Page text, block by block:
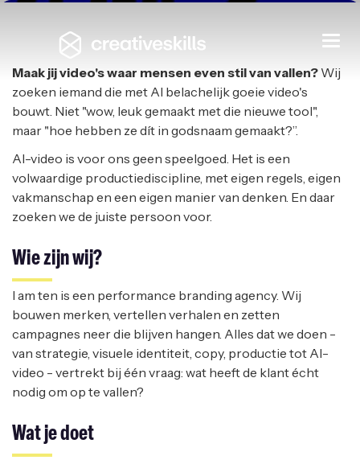
Freelance AI Video Creative
I AM TEN|HEUSDEN-ZOLDER
Maak jij video's waar mensen even stil van vallen? Wij
zoeken iemand die met AI belachelijk goeie video's
bouwt. Niet "wow, leuk gemaakt met die nieuwe tool",
maar "hoe hebben ze dít in godsnaam gemaakt?”.
AI-video is voor ons geen speelgoed. Het is een
volwaardige productiediscipline, met eigen regels, eigen
vakmanschap en een eigen manier van denken. En daar
zoeken we de juiste persoon voor.
Wie zijn wij?
I am ten is een performance branding agency. Wij
bouwen merken, vertellen verhalen en zetten
campagnes neer die blijven hangen. Alles dat we doen -
van strategie, visuele identiteit, copy, productie tot AI-
video - vertrekt bij één vraag: wat heeft de klant écht
nodig om op te vallen?
Wat je doet